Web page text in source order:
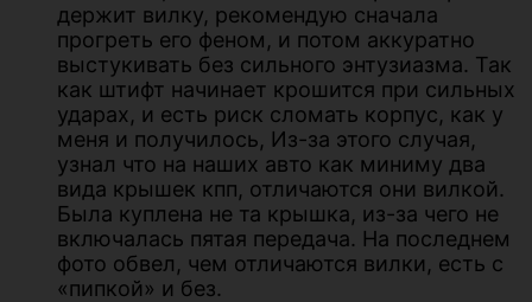
держит вилку, рекомендую сначала
прогреть его феном, и потом аккуратно
выстукивать без сильного энтузиазма. Так
как штифт начинает крошится при сильных
ударах, и есть риск сломать корпус, как у
меня и получилось, Из-за этого случая,
узнал что на наших авто как миниму два
вида крышек кпп, отличаются они вилкой.
Была куплена не та крышка, из-за чего не
включалась пятая передача. На последнем
фото обвел, чем отличаются вилки, есть с
«пипкой» и без.